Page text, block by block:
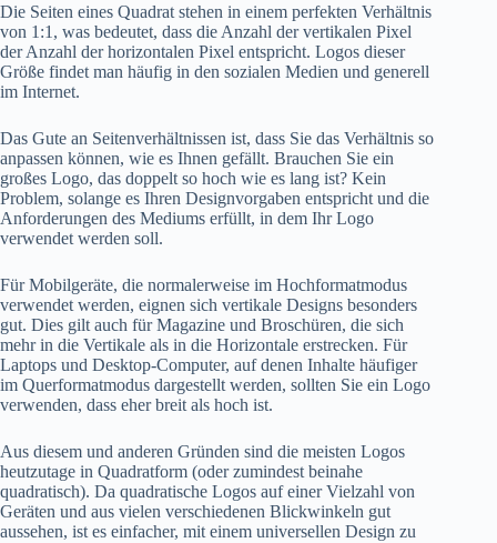
Die Seiten eines Quadrat stehen in einem perfekten Verhältnis
von 1:1, was bedeutet, dass die Anzahl der vertikalen Pixel
der Anzahl der horizontalen Pixel entspricht. Logos dieser
Größe findet man häufig in den sozialen Medien und generell
im Internet.
Das Gute an Seitenverhältnissen ist, dass Sie das Verhältnis so
anpassen können, wie es Ihnen gefällt. Brauchen Sie ein
großes Logo, das doppelt so hoch wie es lang ist? Kein
Problem, solange es Ihren Designvorgaben entspricht und die
Anforderungen des Mediums erfüllt, in dem Ihr Logo
verwendet werden soll.
Für Mobilgeräte, die normalerweise im Hochformatmodus
verwendet werden, eignen sich vertikale Designs besonders
gut. Dies gilt auch für Magazine und Broschüren, die sich
mehr in die Vertikale als in die Horizontale erstrecken. Für
Laptops und Desktop-Computer, auf denen Inhalte häufiger
im Querformatmodus dargestellt werden, sollten Sie ein Logo
verwenden, dass eher breit als hoch ist.
Aus diesem und anderen Gründen sind die meisten Logos
heutzutage in Quadratform (oder zumindest beinahe
quadratisch). Da quadratische Logos auf einer Vielzahl von
Geräten und aus vielen verschiedenen Blickwinkeln gut
aussehen, ist es einfacher, mit einem universellen Design zu